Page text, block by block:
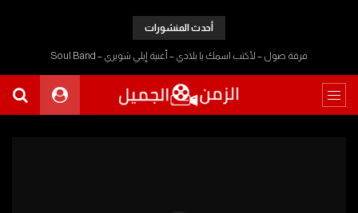
أحدث المنشورات
فرقة صول – لأكتب اسمك يا بلادي – أغنية إيلي شويري – Soul Band